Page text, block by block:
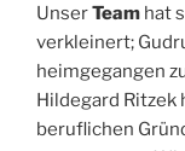
UnserTeam hat
verkleinert;
heimgegangen
Hildegard Ritzek
beruflichen